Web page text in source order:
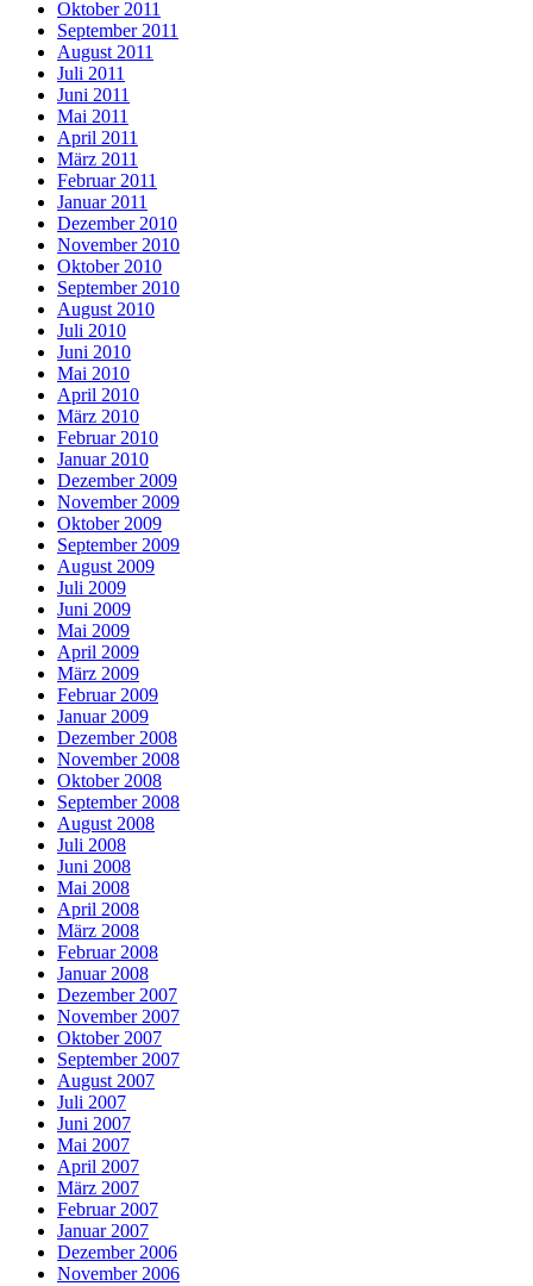
Oktober 2011
September 2011
August 2011
Juli 2011
Juni 2011
Mai 2011
April 2011
März 2011
Februar 2011
Januar 2011
Dezember 2010
November 2010
Oktober 2010
September 2010
August 2010
Juli 2010
Juni 2010
Mai 2010
April 2010
März 2010
Februar 2010
Januar 2010
Dezember 2009
November 2009
Oktober 2009
September 2009
August 2009
Juli 2009
Juni 2009
Mai 2009
April 2009
März 2009
Februar 2009
Januar 2009
Dezember 2008
November 2008
Oktober 2008
September 2008
August 2008
Juli 2008
Juni 2008
Mai 2008
April 2008
März 2008
Februar 2008
Januar 2008
Dezember 2007
November 2007
Oktober 2007
September 2007
August 2007
Juli 2007
Juni 2007
Mai 2007
April 2007
März 2007
Februar 2007
Januar 2007
Dezember 2006
November 2006